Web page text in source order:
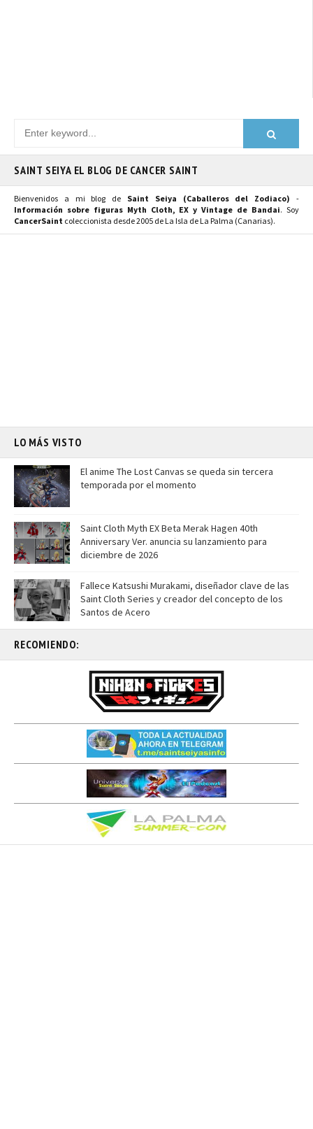
SAINT SEIYA EL BLOG DE CANCER SAINT
Bienvenidos a mi blog de Saint Seiya (Caballeros del Zodiaco) -
Información sobre figuras Myth Cloth, EX y Vintage de Bandai. Soy
CancerSaint coleccionista desde 2005 de La Isla de La Palma (Canarias).
LO MÁS VISTO
El anime The Lost Canvas se queda sin tercera
temporada por el momento
Saint Cloth Myth EX Beta Merak Hagen 40th
Anniversary Ver. anuncia su lanzamiento para
diciembre de 2026
Fallece Katsushi Murakami, diseñador clave de las
Saint Cloth Series y creador del concepto de los
Santos de Acero
RECOMIENDO: